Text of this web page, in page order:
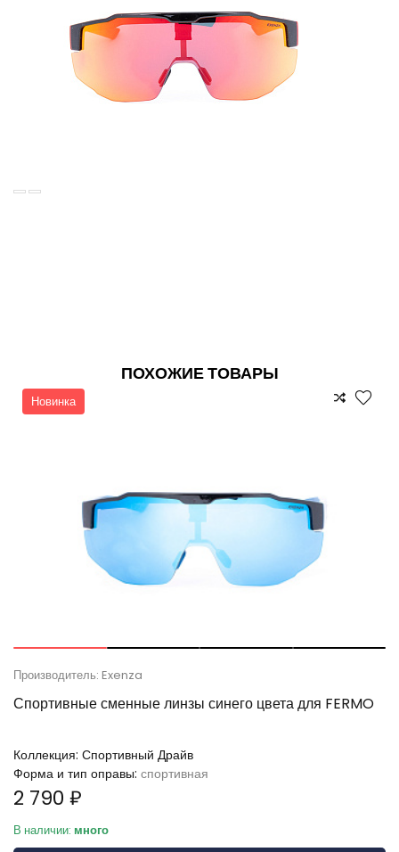
ПОХОЖИЕ ТОВАРЫ
Новинка
Производитель: Exenza
Спортивные сменные линзы синего цвета для FERMO
Коллекция: Спортивный Драйв
Форма и тип оправы: спортивная
2 790 ₽
В наличии: много